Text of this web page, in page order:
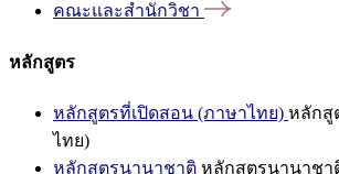
คณะและสำนักวิชา
หลักสูตร
หลักสูตรที่เปิดสอน (ภาษาไทย) หลักสู
ไทย)
หลักสูตรนานาชาติ หลักสูตรนานาชา